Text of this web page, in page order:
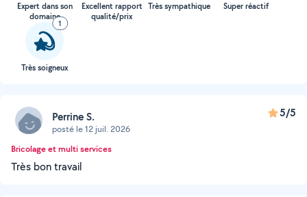
Expert dans son
domaine
Excellent rapport
qualité/prix
Très sympathique
Super réactif
1
Très soigneux
Perrine S.
posté le 12 juil. 2026
5/5
Bricolage et multi services
Très bon travail